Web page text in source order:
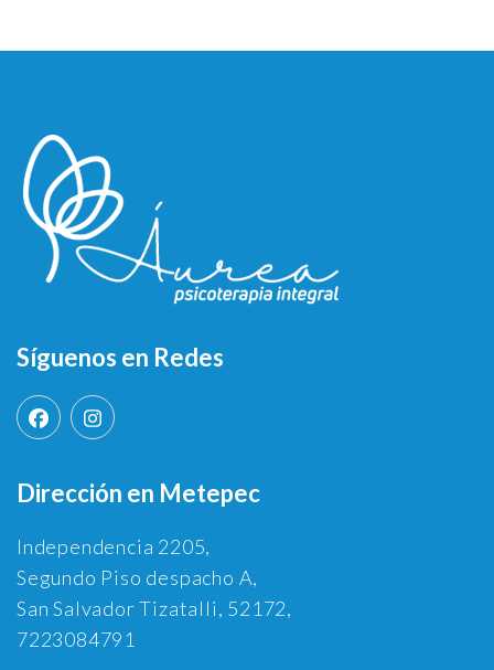
Síguenos en Redes
Dirección en Metepec
Independencia 2205,
Segundo Piso despacho A,
San Salvador Tizatalli, 52172,
7223084791